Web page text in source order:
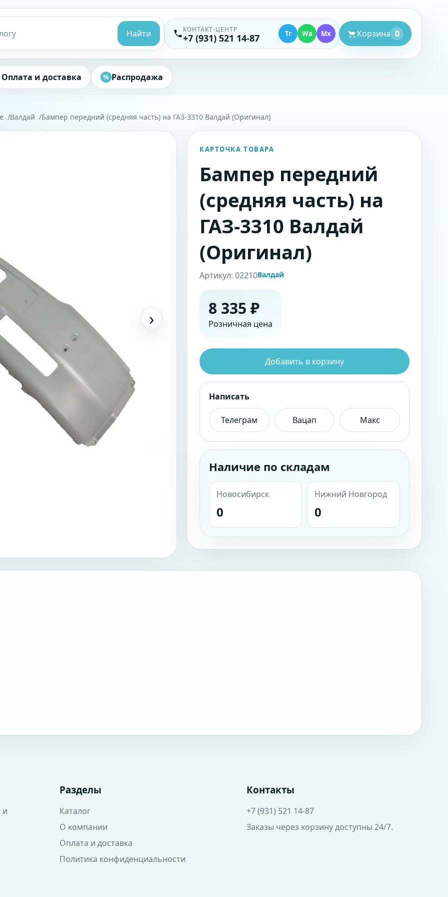
Найти КОНТАКТ-ЦЕНТР
+7 (931) 521 14-87 Тг Wa Mx Корзина 0
Оплата и доставка % Распродажа
Валдай Бампер передний (средняя часть) на ГАЗ-3310 Валдай (Оригинал)
›
КАРТОЧКА ТОВАРА
Бампер передний
(средняя часть) на
ГАЗ-3310 Валдай
(Оригинал)
Артикул: 02210Валдай
8 335 ₽
Розничная цена
Добавить в корзину
Написать
Телеграм Вацап Макс
Наличие по складам
Новосибирск
0
Нижний Новгород
0
и
Разделы
Каталог
О компании
Оплата и доставка
Политика конфиденциальности
Контакты
+7 (931) 521 14-87
Заказы через корзину доступны 24/7.